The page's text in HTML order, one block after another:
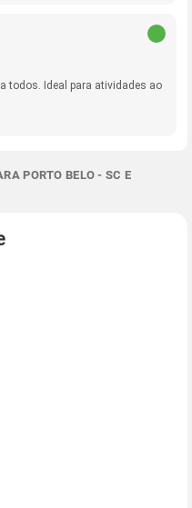
todos. Ideal para atividades ao
PORTO BELO - SC E